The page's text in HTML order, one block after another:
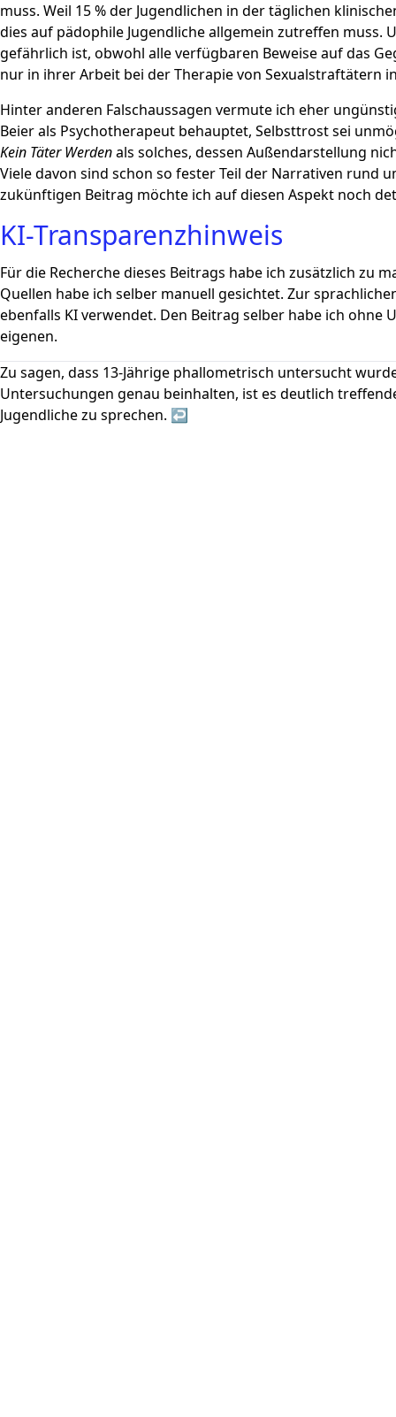
muss. Weil 15 % der Jugendlichen in der täglichen
dies auf pädophile Jugendliche allgemein zutreffen muss.
gefährlich ist, obwohl alle verfügbaren Beweise auf das
nur in ihrer Arbeit bei der Therapie von Sexualstraftätern
Hinter anderen Falschaussagen vermute ich eher
Beier als Psychotherapeut behauptet, Selbsttrost sei
Kein Täter Werdenals solches, dessen Außendarstellung
Viele davon sind schon so fester Teil der Narrativen rund
zukünftigen Beitrag möchte ich auf diesen Aspekt noch
KI-Transparenzhinweis
Für die Recherche dieses Beitrags habe ich zusätzlich zu
Quellen habe ich selber manuell gesichtet. Zur
ebenfalls KI verwendet. Den Beitrag selber habe ich
eigenen.
Zu sagen, dass 13-Jährige phallometrisch untersucht
Untersuchungen genau beinhalten, ist es deutlich
Jugendliche zu sprechen. ↩